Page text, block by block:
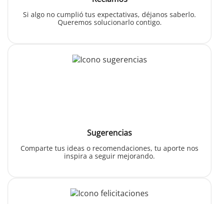
Si algo no cumplió tus expectativas, déjanos saberlo.
Queremos solucionarlo contigo.
Sugerencias
Comparte tus ideas o recomendaciones, tu aporte nos
inspira a seguir mejorando.